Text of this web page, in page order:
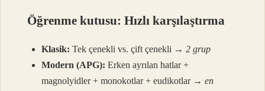
Öğrenme kutusu: Hızlı karşılaştırma
Klasik: Tek çenekli vs. çift çenekli →2 grup
Modern (APG): Erken ayrılan hatlar +
magnolyidler + monokotlar + eudikotlar →en